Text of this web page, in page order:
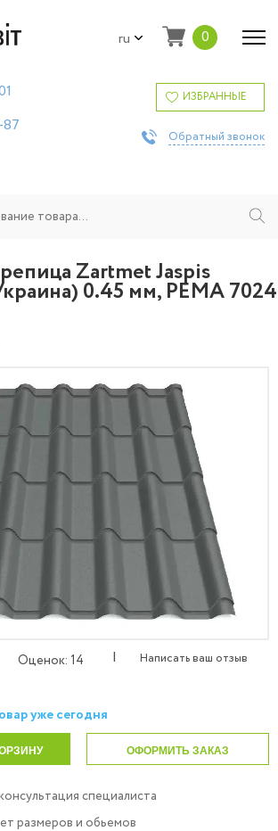
ru 0
ИЗБРАННЫЕ
Обратный звонок
Zartmet Jaspis
0.45 мм, PEMA 7024
Оценок: 14 | Написать ваш отзыв
уже сегодня
ОФОРМИТЬ ЗАКАЗ
специалиста
размеров и обьемов